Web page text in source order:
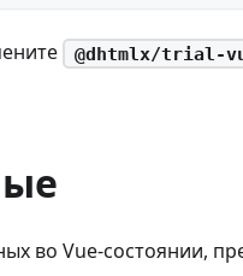
@dhtmlx/trial-
во Vue-состоянии,